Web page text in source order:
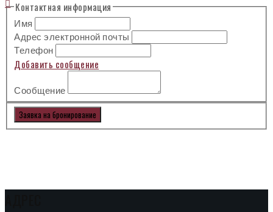
Контактная информация
Имя
Адрес электронной почты
Телефон
Добавить сообщение
Сообщение
Заявка на бронирование